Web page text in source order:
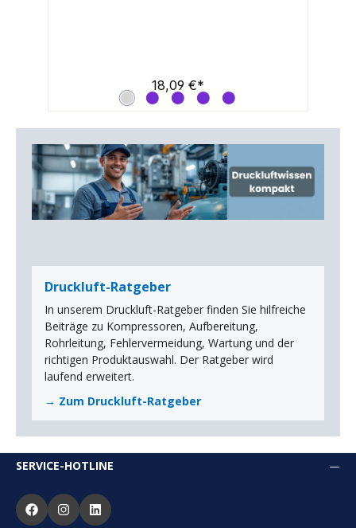
18,09 €*
Druckluft-Ratgeber
In unserem Druckluft-Ratgeber finden Sie hilfreiche
Beiträge zu Kompressoren, Aufbereitung,
Rohrleitung, Fehlervermeidung, Wartung und der
richtigen Produktauswahl. Der Ratgeber wird
laufend erweitert.
→ Zum Druckluft-Ratgeber
SERVICE-HOTLINE